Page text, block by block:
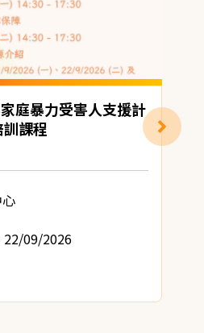
庭暴力受害人支援計
課程
09/2026